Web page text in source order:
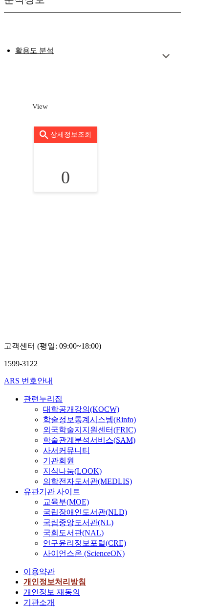
활용도 분석
View
상세정보조회
0
고객센터 (평일: 09:00~18:00)
1599-3122
ARS 번호안내
관련누리집
대학공개강의(KOCW)
학술정보통계시스템(Rinfo)
외국학술지지원센터(FRIC)
학술관계분석서비스(SAM)
사서커뮤니티
기관회원
지식나눔(LOOK)
의학전자도서관(MEDLIS)
유관기관 사이트
교육부(MOE)
국립장애인도서관(NLD)
국립중앙도서관(NL)
국회도서관(NAL)
연구윤리정보포털(CRE)
사이언스온 (ScienceON)
이용약관
개인정보처리방침
개인정보 재동의
기관소개